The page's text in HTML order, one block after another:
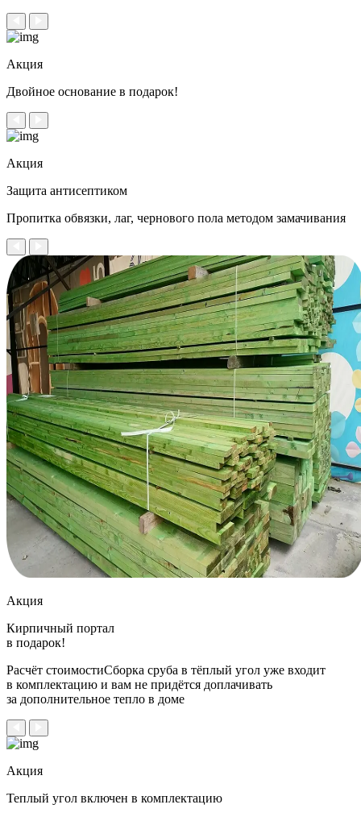
Акция
Двойное основание в подарок!
Акция
Защита антисептиком
Пропитка обвязки, лаг, чернового пола методом замачивания
Акция
Кирпичный портал
в подарок!
Расчёт стоимостиСборка сруба в тёплый угол уже входит
в комплектацию и вам не придётся доплачивать
за дополнительное тепло в доме
Акция
Теплый угол включен в комплектацию